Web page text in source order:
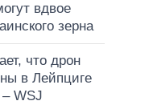
вдвое
зерна
что дрон
в Лейпциге
WSJ